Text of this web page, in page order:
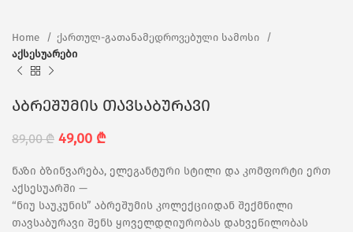
Home
ქართულ-გათანამედროვებული სამოსი
აქსესუარები
აბრეშუმის თავსაბურავი
89,00₾ 49,00 ₾
ნაზი ბზინვარება, ელეგანტური სტილი და კომფორტი ერთ
აქსესუარში —
“ნიუ საუკუნის” აბრეშუმის კოლექციიდან შექმნილი
თავსაბურავი შენს ყოველდღიურობას დახვეწილობას